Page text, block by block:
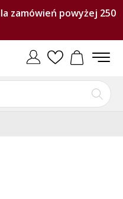
zamówień powyżej 250